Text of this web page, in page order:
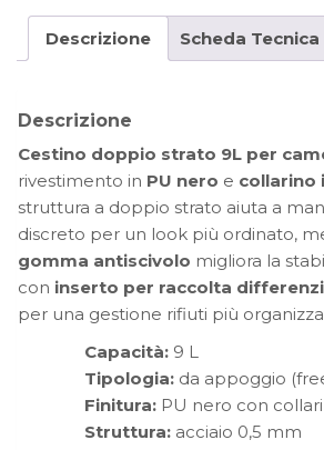
Descrizione Scheda Tecnica
Descrizione
Cestino doppio strato 9L per
rivestimento in PU nero e collarino
struttura a doppio strato aiuta a
discreto per un look più ordinato,
gomma antiscivolo migliora la
con inserto per raccolta
per una gestione rifiuti più
Capacità: 9 L
Tipologia: da appoggio
Finitura: PU nero con
Struttura: acciaio 0,5 mm